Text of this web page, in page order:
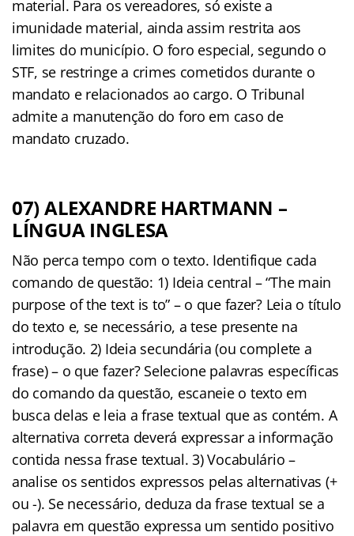
material. Para os vereadores, só existe a
imunidade material, ainda assim restrita aos
limites do município. O foro especial, segundo o
STF, se restringe a crimes cometidos durante o
mandato e relacionados ao cargo. O Tribunal
admite a manutenção do foro em caso de
mandato cruzado.
07) ALEXANDRE HARTMANN –
LÍNGUA INGLESA
Não perca tempo com o texto. Identifique cada
comando de questão: 1) Ideia central – “The main
purpose of the text is to” – o que fazer? Leia o título
do texto e, se necessário, a tese presente na
introdução. 2) Ideia secundária (ou complete a
frase) – o que fazer? Selecione palavras específicas
do comando da questão, escaneie o texto em
busca delas e leia a frase textual que as contém. A
alternativa correta deverá expressar a informação
contida nessa frase textual. 3) Vocabulário –
analise os sentidos expressos pelas alternativas (+
ou -). Se necessário, deduza da frase textual se a
palavra em questão expressa um sentido positivo